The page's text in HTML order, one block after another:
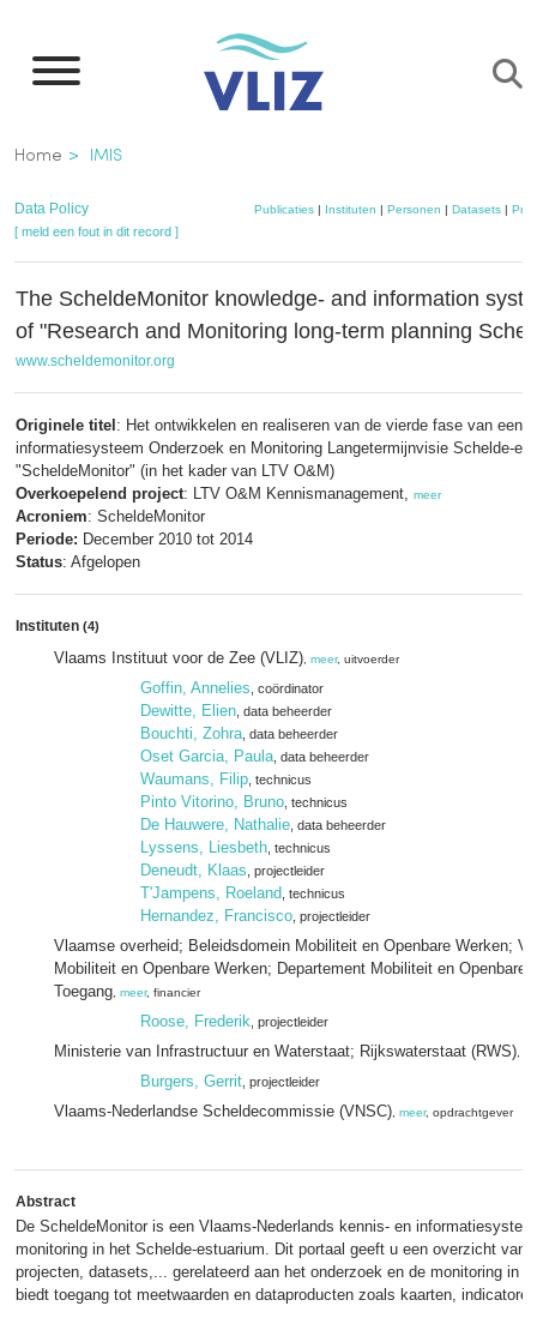
naar
inhoud
gaan
Kruimelpad
Home IMIS
Data Policy Publicaties| Instituten | Personen | Datasets|
[ meld een fout in dit record ]
The ScheldeMonitor knowledge- and information
of "Research and Monitoring long-term planning
www.scheldemonitor.org
Originele titel : Het ontwikkelen en realiseren van de vierde fase van een
informatiesysteem Onderzoek en Monitoring Langetermijnvisie Schelde-
"ScheldeMonitor" (in het kader van LTV O&M)
Overkoepelend project: LTV O&M Kennismanagement, meer
Acroniem: ScheldeMonitor
Periode: December 2010 tot 2014
Status: Afgelopen
Instituten (4)
Vlaams Instituut voor de Zee (VLIZ) meer, uitvoerder
Goffin, Annelies , coördinator
Dewitte, Elien , data beheerder
Bouchti, Zohra , data beheerder
Oset Garcia, Paula , data beheerder
Waumans, Filip , technicus
Pinto Vitorino, Bruno , technicus
De Hauwere, Nathalie , data beheerder
Lyssens, Liesbeth , technicus
Deneudt, Klaas , projectleider
T'Jampens, Roeland , technicus
Hernandez, Francisco , projectleider
Vlaamse overheid; Beleidsdomein Mobiliteit en Openbare Werken;
Mobiliteit en Openbare Werken; Departement Mobiliteit en Openbare
Toegang meer, financier
Roose, Frederik , projectleider
Ministerie van Infrastructuur en Waterstaat; Rijkswaterstaat (RWS)
Burgers, Gerrit , projectleider
Vlaams-Nederlandse Scheldecommissie (VNSC) meer, opdrachtgever
Abstract
De ScheldeMonitor is een Vlaams-Nederlands kennis- en
monitoring in het Schelde-estuarium. Dit portaal geeft u een overzicht van
projecten, datasets,... gerelateerd aan het onderzoek en de monitoring in
biedt toegang tot meetwaarden en dataproducten zoals kaarten,